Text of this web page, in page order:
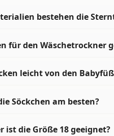
bestehen die
für den Wäschetrockner
leicht von den
Söckchen am besten?
ist die Größe 18 geeignet?